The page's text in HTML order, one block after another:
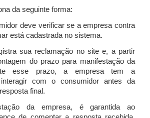
da seguinte forma:
deve verificar se a empresa contra
está cadastrada no sistema.
sua reclamação no site e, a partir
do prazo para manifestação da
esse prazo, a empresa tem a
com o consumidor antes da
final.
da empresa, é garantida ao